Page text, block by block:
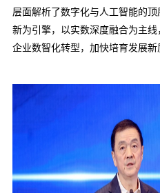
层面解析了数字化与人工智能的
新为引擎，以实数深度融合为主
企业数智化转型，加快培育发展新